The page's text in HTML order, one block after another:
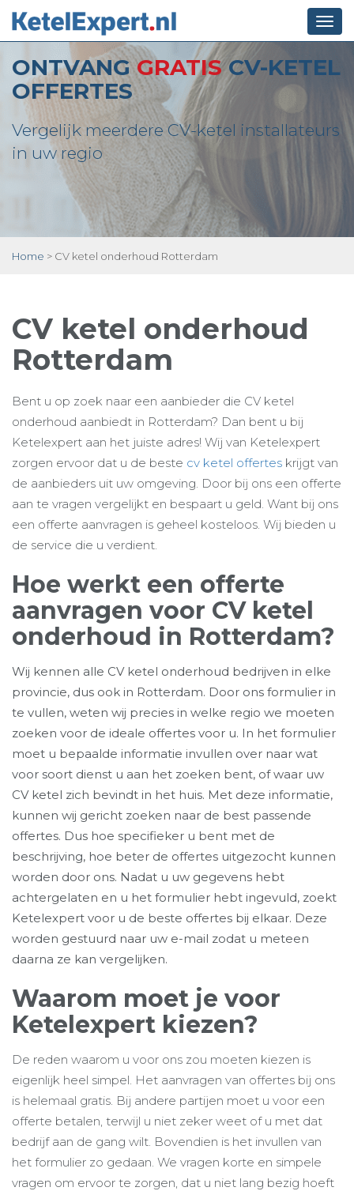
ONTVANGGRATISCV-KETEL
OFFERTES
Vergelijk meerdere CV-ketel installateurs
in uw regio
Home > CV ketel onderhoud Rotterdam
CV ketel onderhoud
Rotterdam
Bent u op zoek naar een aanbieder die CV ketel
onderhoud aanbiedt in Rotterdam? Dan bent u bij
Ketelexpert aan het juiste adres! Wij van Ketelexpert
zorgen ervoor dat u de beste cv ketel offertes krijgt van
de aanbieders uit uw omgeving. Door bij ons een offerte
aan te vragen vergelijkt en bespaart u geld. Want bij ons
een offerte aanvragen is geheel kosteloos. Wij bieden u
de service die u verdient.
Hoe werkt een offerte
aanvragen voor CV ketel
onderhoud in Rotterdam?
Wij kennen alle CV ketel onderhoud bedrijven in elke
provincie, dus ook in Rotterdam. Door ons formulier in
te vullen, weten wij precies in welke regio we moeten
zoeken voor de ideale offertes voor u. In het formulier
moet u bepaalde informatie invullen over naar wat
voor soort dienst u aan het zoeken bent, of waar uw
CV ketel zich bevindt in het huis. Met deze informatie,
kunnen wij gericht zoeken naar de best passende
offertes. Dus hoe specifieker u bent met de
beschrijving, hoe beter de offertes uitgezocht kunnen
worden door ons. Nadat u uw gegevens hebt
achtergelaten en u het formulier hebt ingevuld, zoekt
Ketelexpert voor u de beste offertes bij elkaar. Deze
worden gestuurd naar uw e-mail zodat u meteen
daarna ze kan vergelijken.
Waarom moet je voor
Ketelexpert kiezen?
De reden waarom u voor ons zou moeten kiezen is
eigenlijk heel simpel. Het aanvragen van offertes bij ons
is helemaal gratis. Bij andere partijen moet u voor een
offerte betalen, terwijl u niet zeker weet of u met dat
bedrijf aan de gang wilt. Bovendien is het invullen van
het formulier zo gedaan. We vragen korte en simpele
vragen om ervoor te zorgen, dat u niet lang bezig hoeft